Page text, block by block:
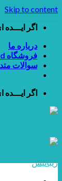
Skip to content
اگر ایـــده
درباره ما
فروشگاه psd
سوالات
اگر ایـــده